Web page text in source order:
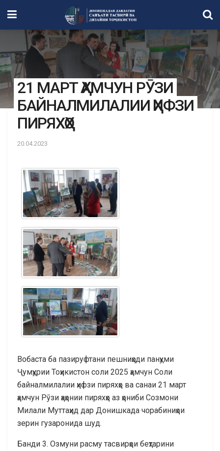
21 МАРТ ҲАМЧУН РӮЗИ
БАЙНАЛМИЛАЛИИ ҲИФЗИ
ПИРЯХҲО
20.04.2023
Вобаста ба пазируфтани пешниҳоди панҳуми
Ҷумҳурии Тоҳикистон соли 2025 ҳамчун Соли
байналмилалии ҳифзи пиряхҳо ва санаи 21 март
ҳамчун Рӯзи ҳаҳонии пиряхҳо аз ҳониби Созмони
Милали Муттаҳид дар Донишкада чорабиниҳои
зерин гузаронида шуд.
Банди 3. Озмуни расму тасвирҳои беҳтарини